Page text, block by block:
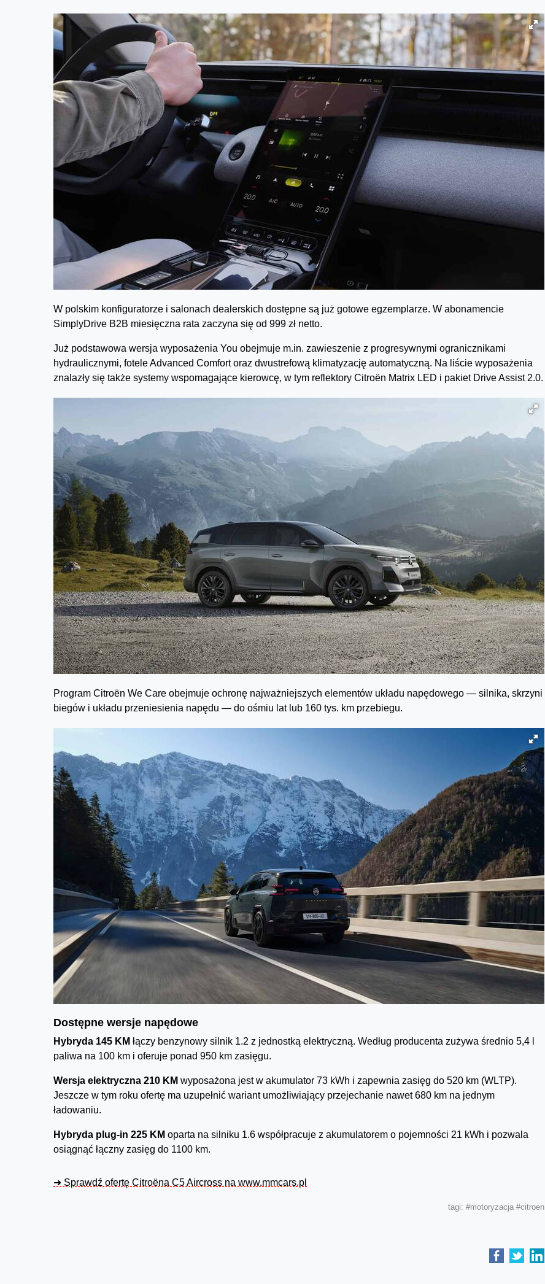
W polskim konfiguratorze i salonach dealerskich dostępne są już gotowe egzemplarze. W abonamencie
SimplyDrive B2B miesięczna rata zaczyna się od 999 zł netto.
Już podstawowa wersja wyposażenia You obejmuje m.in. zawieszenie z progresywnymi ogranicznikami
hydraulicznymi, fotele Advanced Comfort oraz dwustrefową klimatyzację automatyczną. Na liście wyposażenia
znalazły się także systemy wspomagające kierowcę, w tym reflektory Citroën Matrix LED i pakiet Drive Assist 2.0.
Program Citroën We Care obejmuje ochronę najważniejszych elementów układu napędowego — silnika, skrzyni
biegów i układu przeniesienia napędu — do ośmiu lat lub 160 tys. km przebiegu.
Dostępne wersje napędowe
Hybryda 145 KM łączy benzynowy silnik 1.2 z jednostką elektryczną. Według producenta zużywa średnio 5,4 l
paliwa na 100 km i oferuje ponad 950 km zasięgu.
Wersja elektryczna 210 KM wyposażona jest w akumulator 73 kWh i zapewnia zasięg do 520 km (WLTP).
Jeszcze w tym roku ofertę ma uzupełnić wariant umożliwiający przejechanie nawet 680 km na jednym
ładowaniu.
Hybryda plug-in 225 KM oparta na silniku 1.6 współpracuje z akumulatorem o pojemności 21 kWh i pozwala
osiągnąć łączny zasięg do 1100 km.
➜ Sprawdź ofertę Citroëna C5 Aircross na www.mmcars.pl
tagi: #motoryzacja #citroen